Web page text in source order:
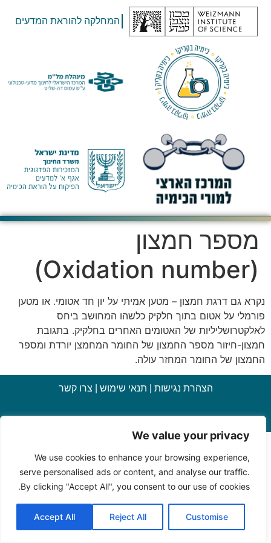
We value your privacy
We use cookies to enhance your browsing experience,
serve personalised ads or content, and analyse our traffic.
By clicking "Accept All", you consent to our use of cookies.
Customise
Reject All
Accept All
המחלקה להוראת המדעים
מספר חמצון
(Oxidation number)
נקרא גם דרגת חמצון – מטען אמיתי על יון חד אטומי. או מטען
פורמלי על אטום בתוך חלקיק כלשהו המחושב ביחס
לאלקטרושליליות של האטומים האחרים בחלקיק. בתגובת
חמצון-חיזור מספר החמצון של החומר המחמצן יורדת ומספר
החמצון של החומר המחזר עולה.
הצהרת נגישות תנאי שימוש צרו קשר